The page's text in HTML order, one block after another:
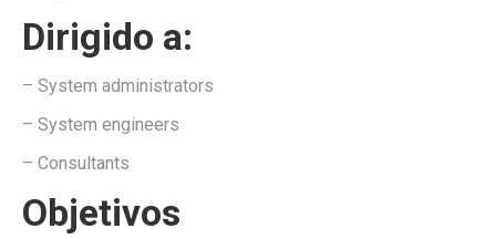
Dirigido a:
– System administrators
– System engineers
– Consultants
Objetivos